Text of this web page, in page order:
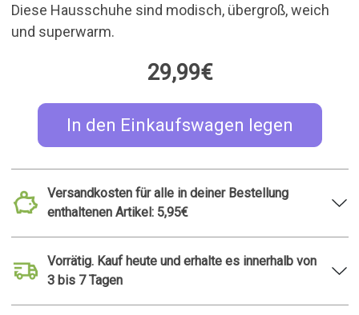
Diese Hausschuhe sind modisch, übergroß, weich
und superwarm.
29,99€
In den Einkaufswagen legen
Versandkosten für alle in deiner Bestellung
enthaltenen Artikel: 5,95€
Vorrätig. Kauf heute und erhalte es innerhalb von
3 bis 7 Tagen